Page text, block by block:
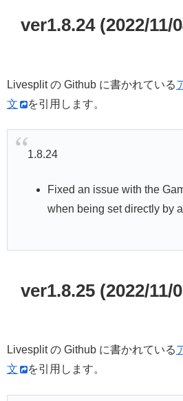
ver1.8.24 (2022/11/
Livesplit の Github に書かれている
文
を引用します。
1.8.24
Fixed an issue with the
when being set directly by
ver1.8.25 (2022/11/
Livesplit の Github に書かれている
文
を引用します。